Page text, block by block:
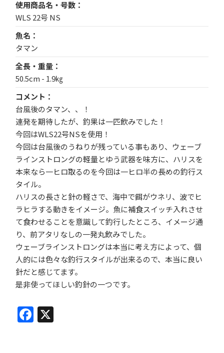
使用商品名・号数
WLS 22号 NS
魚名
タマン
全長・重量
50.5cm - 1.9㎏
コメント
台風後のタマン、、！
連発を期待したが、釣果は一匹飲みでした！
今回はWLS22号NSを使用！
今回は台風後のうねりが残っている事もあり、ウェーブ
ラインストロングの軽量とゆう武器を味方に、ハリスを
本来なら一ヒロ取るのを今回は一ヒロ半の長めの釣行ス
タイル。
ハリスの長さと針の軽さで、海中で餌がウネリ、波でヒ
ラヒラする動きをイメージ。魚に補食スイッチ入れさせ
て食わせることを意識して釣行したところ、イメージ通
り、前アタリなしの一発丸飲みでした。
ウェーブラインストロングは本当に考え方によって、個
人的には色々な釣行スタイルが出来るので、本当に良い
針だと感じてます。
是非使ってほしい釣針の一つです。
Facebook